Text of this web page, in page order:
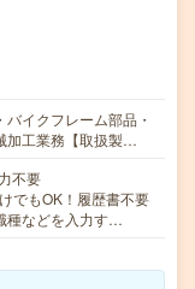
イクフレーム部品・
加工業務【取扱製…
不要
でもOK！履歴書不要
種などを入力す…